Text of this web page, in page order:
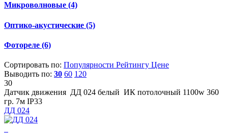
Микроволновые (4)
Оптико-акустические (5)
Фотореле (6)
Сортировать по: Популярности Рейтингу Цене
Выводить по: 30 60 120
30
Датчик движения ДД 024 белый ИК потолочный 1100w 360
гр. 7м IP33
ДД 024